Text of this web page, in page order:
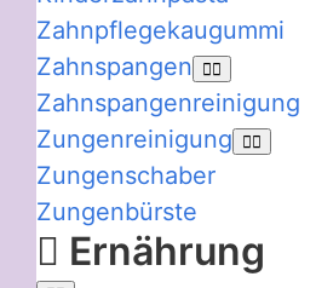
Zahnpflegekaugummi
Zahnspangen
Zahnspangenreinigung
Zungenreinigung
Zungenschaber
Zungenbürste
Ernährung